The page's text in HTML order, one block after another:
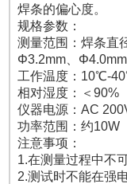
焊条的偏心度。
规格参数：
测量范围：焊条直
Φ3.2mm、
工作温度：10℃-
相对湿度：＜90%
仪器电源：AC
功率范围：约10W
注意事项：
1.在测量过程中不
2.测试时不能在强